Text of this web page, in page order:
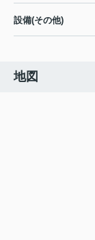
設備(その他)
地図